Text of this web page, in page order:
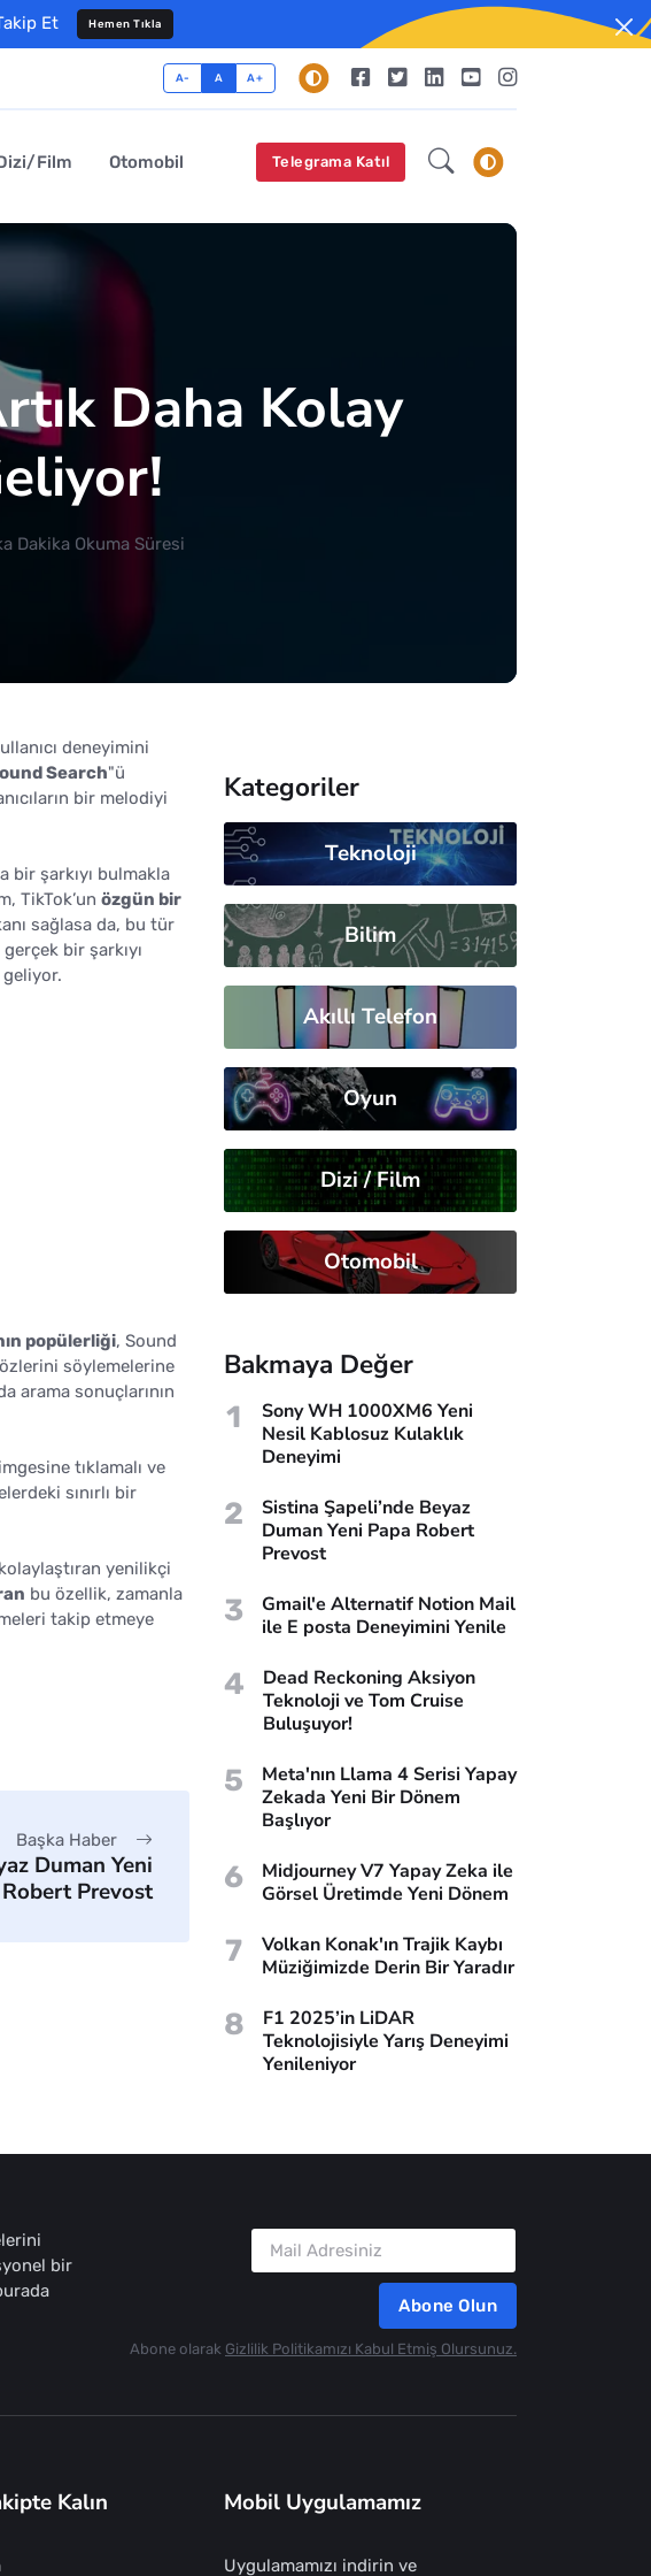
Et Hemen Tıkla
A- A A+
Film Otomobil Telegrama Katıl
Daha Kolay
Dakika Okuma Süresi
deneyimini
Search"ü
bir melodiyi
bir şarkıyı bulmakla
TikTok’un özgün bir
sağlasa da, bu tür
bir şarkıyı
popülerliği, Sound
söylemelerine
arama sonuçlarının
tıklamalı ve
sınırlı bir
yenilikçi
bu özellik, zamanla
takip etmeye
Başka Haber
Duman Yeni
Prevost
Kategoriler
Teknoloji
Bilim
Akıllı Telefon
Oyun
Dizi / Film
Otomobil
Bakmaya Değer
1
Sony WH 1000XM6 Yeni
Nesil Kablosuz Kulaklık
Deneyimi
2
Sistina Şapeli’nde Beyaz
Duman Yeni Papa Robert
Prevost
3
Gmail'e Alternatif Notion Mail
ile E posta Deneyimini Yenile
4
Dead Reckoning Aksiyon
Teknoloji ve Tom Cruise
Buluşuyor!
5
Meta'nın Llama 4 Serisi Yapay
Zekada Yeni Bir Dönem
Başlıyor
6
Midjourney V7 Yapay Zeka ile
Görsel Üretimde Yeni Dönem
7
Volkan Konak'ın Trajik Kaybı
Müziğimizde Derin Bir Yaradır
8
F1 2025’in LiDAR
Teknolojisiyle Yarış Deneyimi
Yenileniyor
bir
Abone Olun
Abone olarak Gizlilik Politikamızı Kabul Etmiş Olursunuz.
Kalın Mobil Uygulamamız
Uygulamamızı indirin ve